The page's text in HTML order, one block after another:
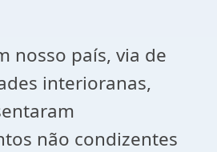
nosso país, via de
interioranas,
não condizentes